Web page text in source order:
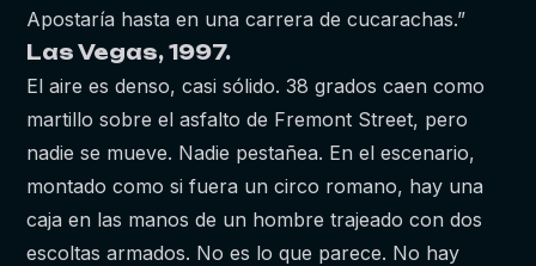
Apostaría hasta en una carrera de cucarachas.”
Las Vegas, 1997.
El aire es denso, casi sólido. 38 grados caen como
martillo sobre el asfalto de Fremont Street, pero
nadie se mueve. Nadie pestañea. En el escenario,
montado como si fuera un circo romano, hay una
caja en las manos de un hombre trajeado con dos
escoltas armados. No es lo que parece. No hay